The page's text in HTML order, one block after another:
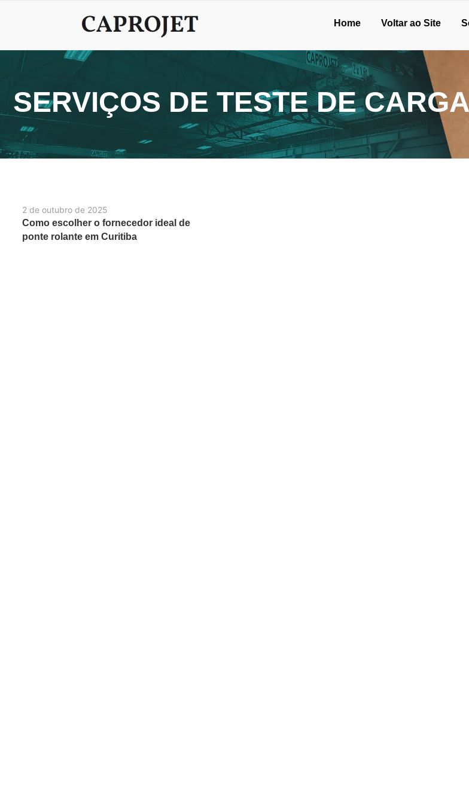
Home Voltar ao Site
SERVIÇOS DE TESTE DE
2 de outubro de 2025
Como escolher o fornecedor ideal de
ponte rolante em Curitiba